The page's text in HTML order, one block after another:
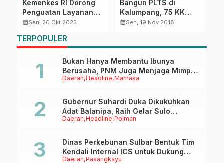
Kemenkes RI Dorong
Penguatan Layanan
Rujukan Kesehatan
SIHREN
calendar_monthSen, 20 Okt 2025
Bangun PLTS di
Kalumpang, 75 KK
dapat Jaringan Listrik
calendar_monthSen, 19 Nov 2018
TERPOPULER
Daerah Headline Mamasa
Bukan Hanya Membantu Ibunya
Berusaha, PNM Juga Menjaga Mimpi
Anaknya Untuk Menggapai Cita-Cita
Daerah Headline Polman
Gubernur Suhardi Duka Dikukuhkan
Adat Balanipa, Raih Gelar Sulo
Tappidena
Daerah Pasangkayu
Dinas Perkebunan Sulbar Bentuk Tim
Kendali Internal ICS untuk Dukung
Sertifikasi ISPO Pekebun di